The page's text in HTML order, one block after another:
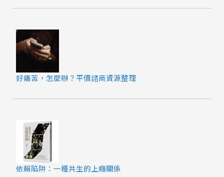
好痛苦，怎麼辦？平價諮商資源整理
依賴陷阱：一種共生的上癮關係